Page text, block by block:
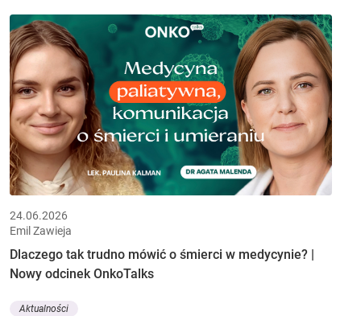
24.06.2026
Emil Zawieja
Dlaczego tak trudno mówić o śmierci w medycynie? |
Nowy odcinek OnkoTalks
Aktualności